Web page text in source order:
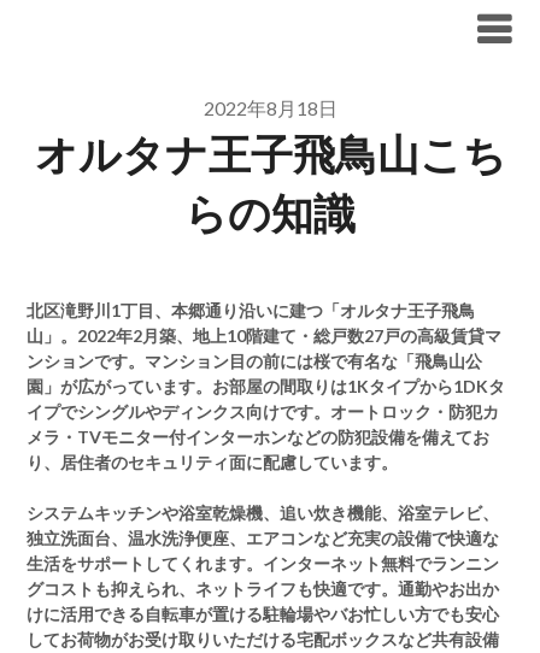
2022年8月18日
オルタナ王子飛鳥山こち
らの知識
北区滝野川1丁目、本郷通り沿いに建つ「オルタナ王子飛鳥
山」。2022年2月築、地上10階建て・総戸数27戸の高級賃貸マ
ンションです。マンション目の前には桜で有名な「飛鳥山公
園」が広がっています。お部屋の間取りは1Kタイプから1DKタ
イプでシングルやディンクス向けです。オートロック・防犯カ
メラ・TVモニター付インターホンなどの防犯設備を備えてお
り、居住者のセキュリティ面に配慮しています。
システムキッチンや浴室乾燥機、追い炊き機能、浴室テレビ、
独立洗面台、温水洗浄便座、エアコンなど充実の設備で快適な
生活をサポートしてくれます。インターネット無料でランニン
グコストも抑えられ、ネットライフも快適です。通勤やお出か
けに活用できる自転車が置ける駐輪場やバお忙しい方でも安心
してお荷物がお受け取りいただける宅配ボックスなど共有設備